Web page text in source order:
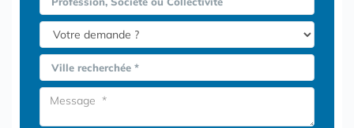
Ville recherchée *